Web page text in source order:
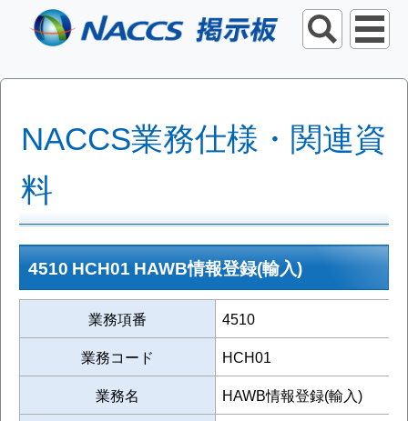
NACCS業務仕様・関連資
料
4510 HCH01 HAWB情報登録(輸入)
業務項番
4510
業務コード
HCH01
業務名
HAWB情報登録(輸入)